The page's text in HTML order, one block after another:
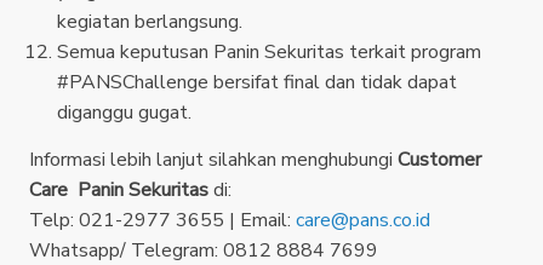
kegiatan berlangsung.
Semua keputusan Panin Sekuritas terkait program
#PANSChallenge bersifat final dan tidak dapat
diganggu gugat.
Informasi lebih lanjut silahkan menghubungi Customer
Care Panin Sekuritasdi:
Telp: 021-2977 3655 | Email: care@pans.co.id
Whatsapp/ Telegram: 0812 8884 7699